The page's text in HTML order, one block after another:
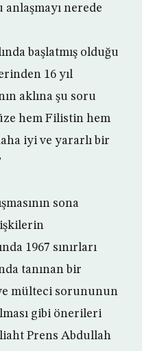
anlaşmayı nerede
başlatmış olduğu
16 yıl
aklına şu soru
hem Filistin hem
iyi ve yararlı bir
sona
1967 sınırları
tanınan bir
mülteci sorununun
gibi önerileri
Prens Abdullah